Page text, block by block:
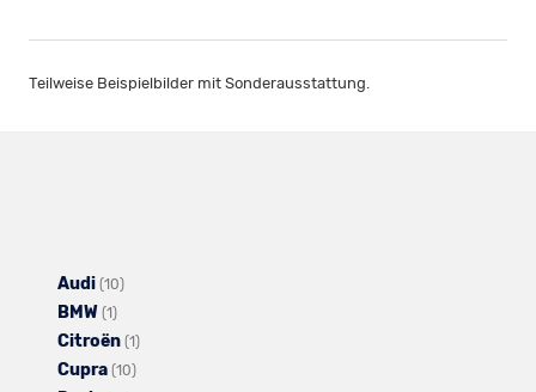
Teilweise Beispielbilder mit Sonderausstattung.
Audi (10)
von
Audi
BMW (1)
Fahrzeuge
von
Citroën (1)
Cupra (10)